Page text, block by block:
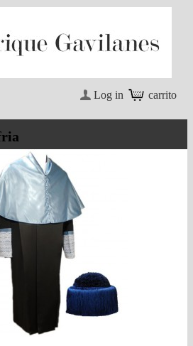
carrito
Log in